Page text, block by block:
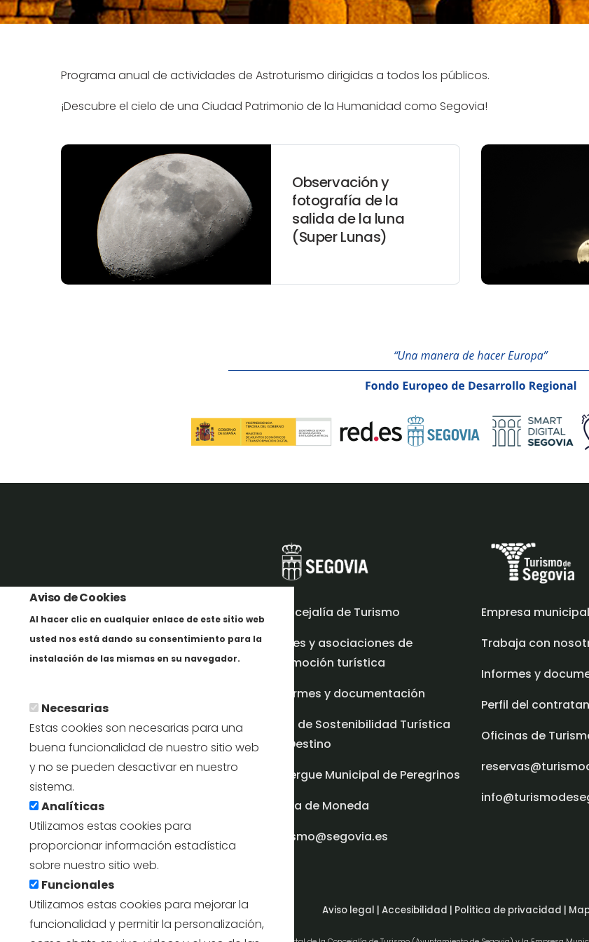
Aviso de Cookies
Al hacer clic en cualquier enlace de este sitio web
usted nos está dando su consentimiento para la
instalación de las mismas en su navegador.
Necesarias
Estas cookies son necesarias para una
buena funcionalidad de nuestro sitio web
y no se pueden desactivar en nuestro
sistema.
Analíticas
Utilizamos estas cookies para
proporcionar información estadística
sobre nuestro sitio web.
Funcionales
Utilizamos estas cookies para mejorar la
funcionalidad y permitir la personalización,
Programa anual de actividades de Astroturismo dirigidas a todos los públicos.
¡Descubre el cielo de una Ciudad Patrimonio de la Humanidad como Segovia!
Observación y
fotografía de la
salida de la luna
(Super Lunas)
Concejalía de Turismo
Redes y asociaciones de
promoción turística
Informes y documentación
Plan de Sostenibilidad Turística
en Destino
Albergue Municipal de Peregrinos
Casa de Moneda
turismo@segovia.es
Empresa
Trabaja con
Informes y
Perfil del
Oficinas de
Aviso legal | Accesibilidad | Politica de privacidad |